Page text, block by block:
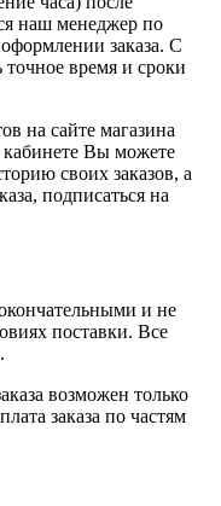
наш менеджер по
заказа. С
время и сроки
на сайте магазина
кабинете Вы можете
своих заказов, а
подписаться на
и не
поставки. Все
возможен только
заказа по частям